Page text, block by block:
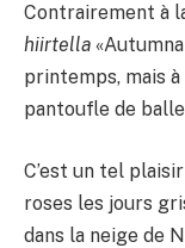
Contrairement à
hiirtella
printemps, mais
pantoufle de
C’est un tel
roses les jours
dans la neige de